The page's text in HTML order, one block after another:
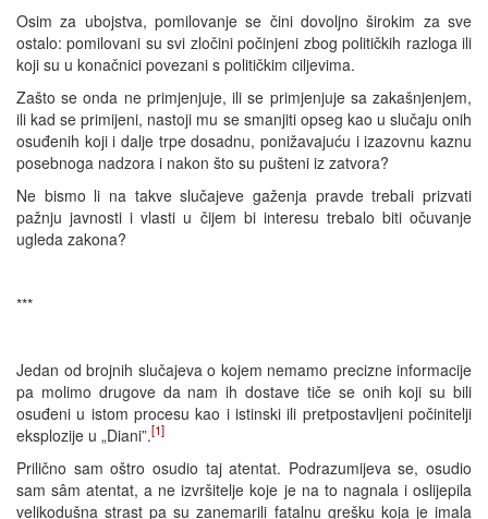
Osim za ubojstva, pomilovanje se čini dovoljno širokim za sve
ostalo: pomilovani su svi zločini počinjeni zbog političkih razloga ili
koji su u konačnici povezani s političkim ciljevima.
Zašto se onda ne primjenjuje, ili se primjenjuje sa zakašnjenjem,
ili kad se primijeni, nastoji mu se smanjiti opseg kao u slučaju onih
osuđenih koji i dalje trpe dosadnu, ponižavajuću i izazovnu kaznu
posebnoga nadzora i nakon što su pušteni iz zatvora?
Ne bismo li na takve slučajeve gaženja pravde trebali prizvati
pažnju javnosti i vlasti u čijem bi interesu trebalo biti očuvanje
ugleda zakona?
***
Jedan od brojnih slučajeva o kojem nemamo precizne informacije
pa molimo drugove da nam ih dostave tiče se onih koji su bili
osuđeni u istom procesu kao i istinski ili pretpostavljeni počinitelji
eksplozije u „Diani”.[1]
Prilično sam oštro osudio taj atentat. Podrazumijeva se, osudio
sam sâm atentat, a ne izvršitelje koje je na to nagnala i oslijepila
velikodušna strast pa su zanemarili fatalnu grešku koja je imala